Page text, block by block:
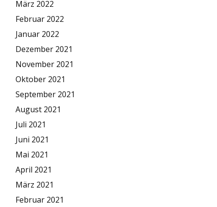
März 2022
Februar 2022
Januar 2022
Dezember 2021
November 2021
Oktober 2021
September 2021
August 2021
Juli 2021
Juni 2021
Mai 2021
April 2021
März 2021
Februar 2021